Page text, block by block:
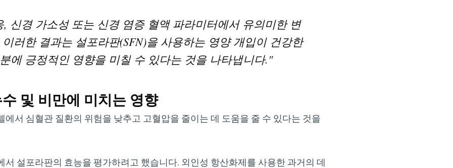
신경 가소성 또는 신경 염증 혈액 파라미터에서 유의미한 변
러한 결과는 설포라판(SFN)을 사용하는 영양 개입이 건강한
에 긍정적인 영향을 미칠 수 있다는 것을 나타냅니다."
및 비만에 미치는 영향
에서 심혈관 질환의 위험을 낮추고 고혈압을 줄이는 데 도움을 줄 수 있다는 것을
서 설포라판의 효능을 평가하려고 했습니다. 외인성 항산화제를 사용한 과거의 데